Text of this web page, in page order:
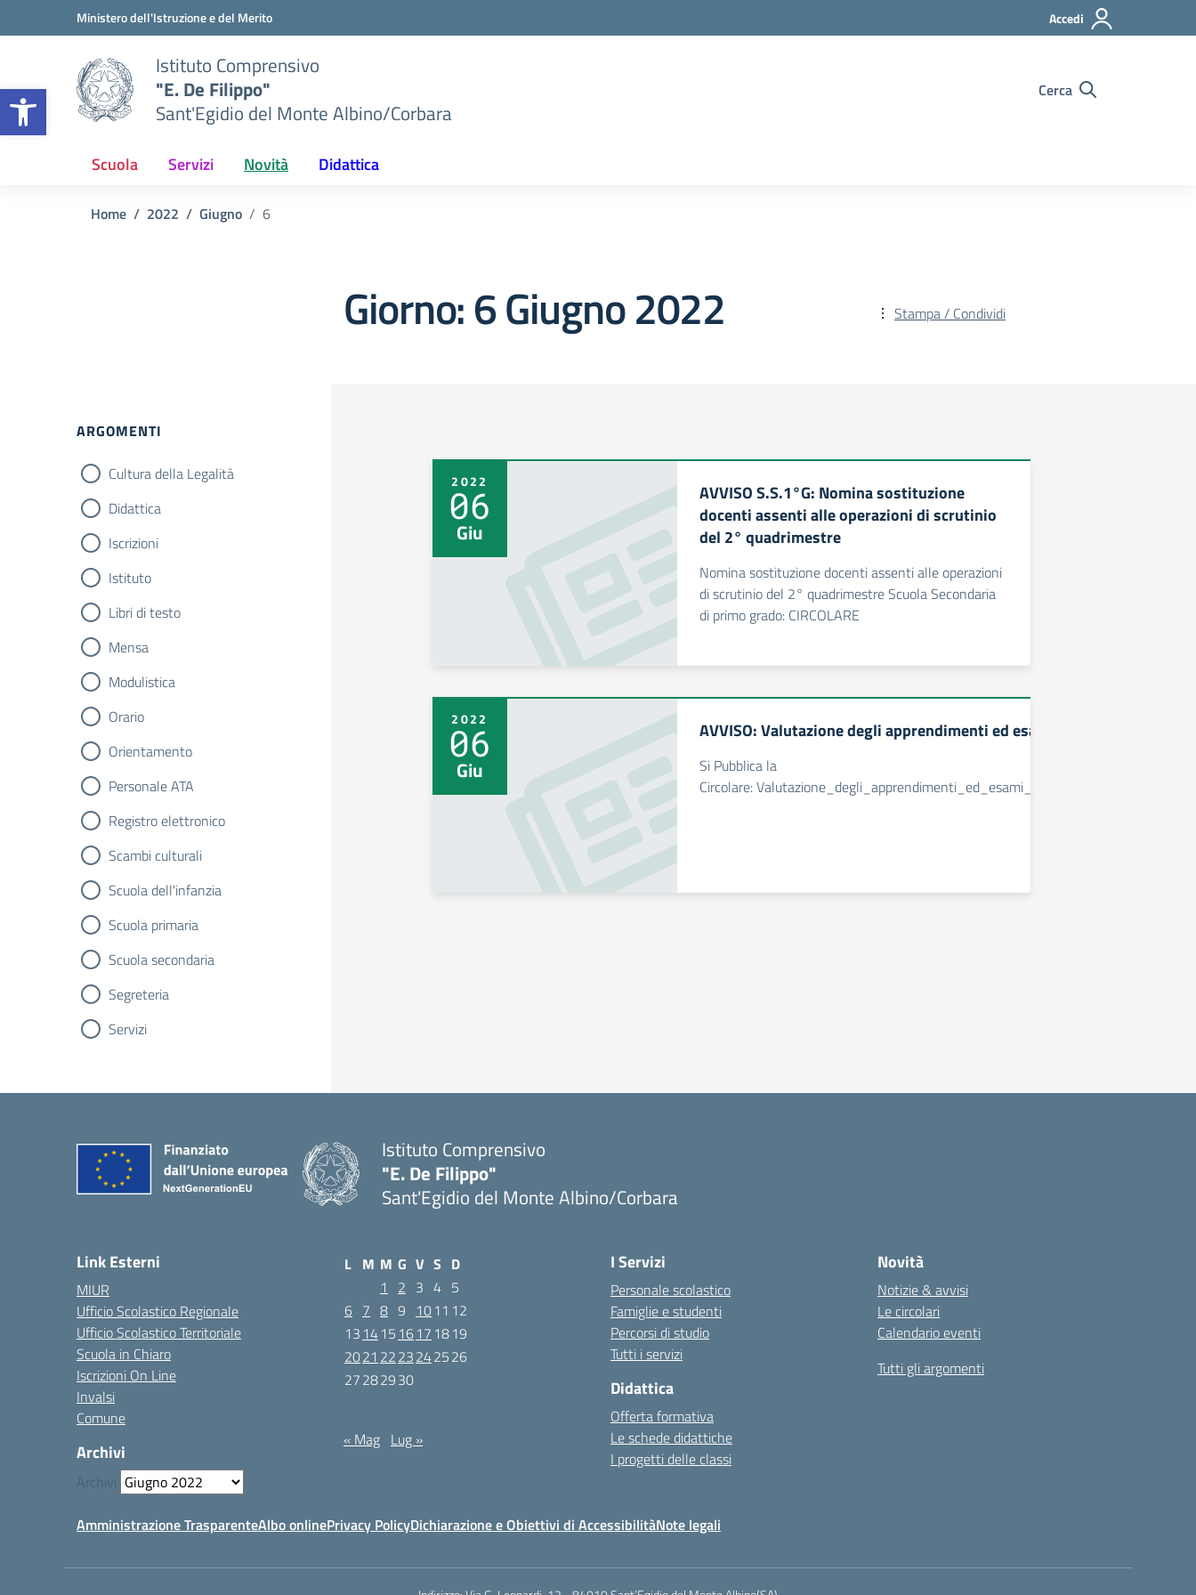
Apri la barra degli strumenti
Vai ai contenuti
Vai al menu di navigazioneMinistero dell'Istruzione e del Merito Accedi
Istituto Comprensivo
"E. De Filippo"
Sant'Egidio del Monte Albino/Corbara
Cerca
Scuola Servizi Novità Didattica
Home 2022 Giugno 6
Giorno:6 Giugno 2022 Stampa / Condividi
ARGOMENTI
Cultura della Legalità
Didattica
Iscrizioni
Istituto
Libri di testo
Mensa
Modulistica
Orario
Orientamento
Personale ATA
Registro elettronico
Scambi culturali
Scuola dell'infanzia
Scuola primaria
Scuola secondaria
Segreteria
Servizi
2022
06
Giu
AVVISO S.S.1°G: Nomina sostituzione
docenti assenti alle operazioni di scrutinio
del 2° quadrimestre
Nomina sostituzione docenti assenti alle operazioni
di scrutinio del 2° quadrimestre Scuola Secondaria
di primo grado: CIRCOLARE
2022
06
Giu
AVVISO: Valutazione degli apprendimenti ed esami di stato degli
Si Pubblica la
Circolare:
Istituto Comprensivo
"E. De Filippo"
Sant'Egidio del Monte Albino/Corbara
Link Esterni
MIUR
Ufficio Scolastico Regionale
Ufficio Scolastico Territoriale
Scuola in Chiaro
Iscrizioni On Line
Invalsi
Comune
Archivi
Archivi
L M M G V S D
1
2 3 4 5
6 7 8 9 1011 12
13 1415 1617 1819
2021 2223242526
27282930
« Mag Lug »
I Servizi
Personale scolastico
Famiglie e studenti
Percorsi di studio
Tutti i servizi
Didattica
Offerta formativa
Le schede didattiche
I progetti delle classi
Novità
Notizie & avvisi
Le circolari
Calendario eventi
Tutti gli argomenti
Amministrazione TrasparenteAlbo onlinePrivacy PolicyDichiarazione e Obiettivi di AccessibilitàNote legali